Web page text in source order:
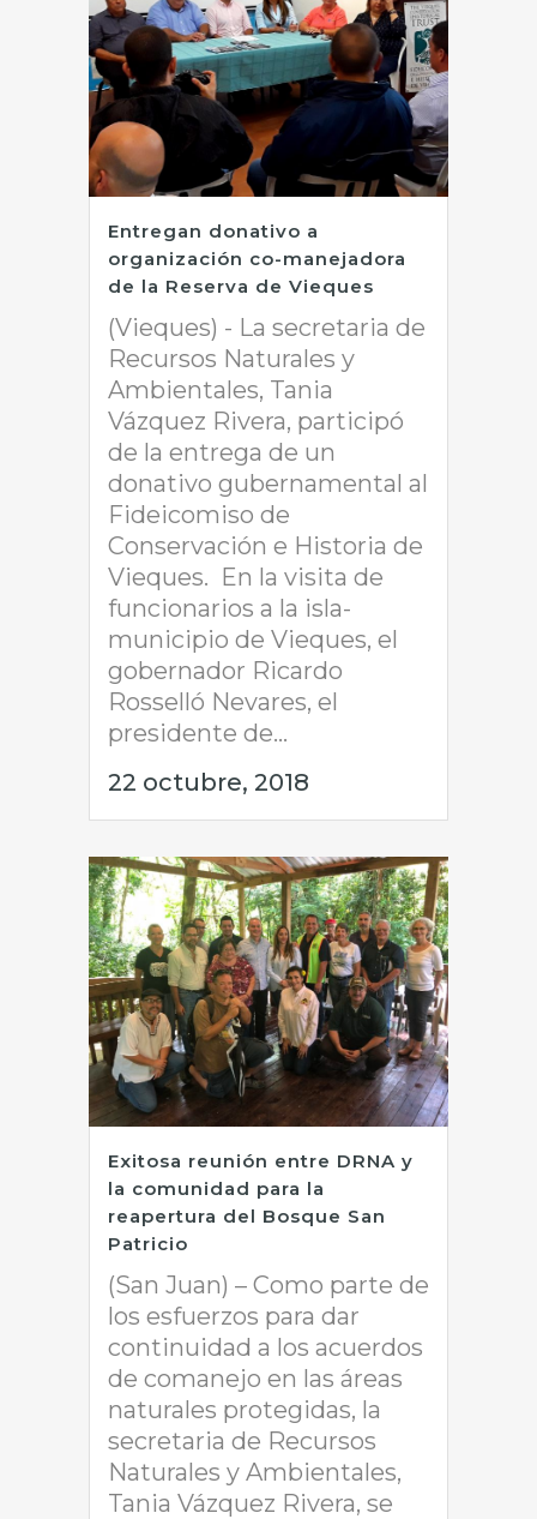
Entregan donativo a
organización co-manejadora
de la Reserva de Vieques
(Vieques) - La secretaria de
Recursos Naturales y
Ambientales, Tania
Vázquez Rivera, participó
de la entrega de un
donativo gubernamental al
Fideicomiso de
Conservación e Historia de
Vieques. En la visita de
funcionarios a la isla-
municipio de Vieques, el
gobernador Ricardo
Rosselló Nevares, el
presidente de...
22 octubre, 2018
Exitosa reunión entre DRNA y
la comunidad para la
reapertura del Bosque San
Patricio
(San Juan) – Como parte de
los esfuerzos para dar
continuidad a los acuerdos
de comanejo en las áreas
naturales protegidas, la
secretaria de Recursos
Naturales y Ambientales,
Tania Vázquez Rivera, se